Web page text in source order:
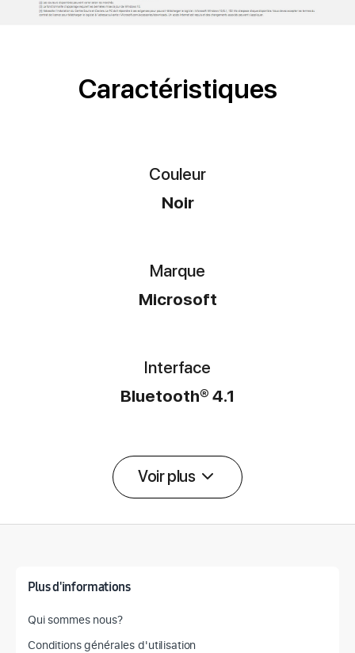
Caractéristiques
Couleur
Noir
Marque
Microsoft
Interface
Bluetooth® 4.1
Voir plus
Plus d'informations
Qui sommes nous?
Conditions générales d'utilisation